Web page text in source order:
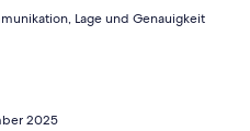
Lage und Genauigkeit
2025